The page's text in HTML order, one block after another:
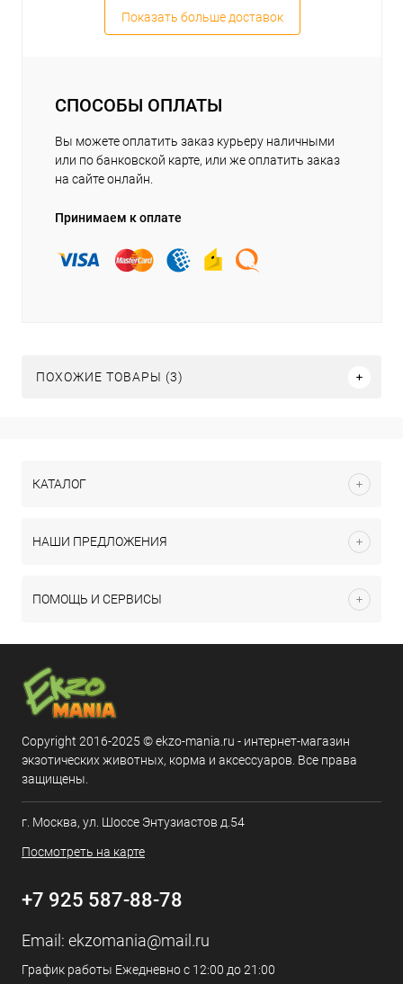
Показать больше доставок
СПОСОБЫ ОПЛАТЫ
Вы можете оплатить заказ курьеру наличными
или по банковской карте, или же оплатить заказ
на сайте онлайн.
Принимаем к оплате
ПОХОЖИЕ ТОВАРЫ (3)
КАТАЛОГ
НАШИ ПРЕДЛОЖЕНИЯ
ПОМОЩЬ И СЕРВИСЫ
Copyright 2016-2025 © ekzo-mania.ru - интернет-магазин
экзотических животных, корма и аксессуаров. Все права
защищены.
г. Москва, ул. Шоссе Энтузиастов д.54
Посмотреть на карте
+7 925 587-88-78
Email: ekzomania@mail.ru
График работы Ежедневно с 12:00 до 21:00